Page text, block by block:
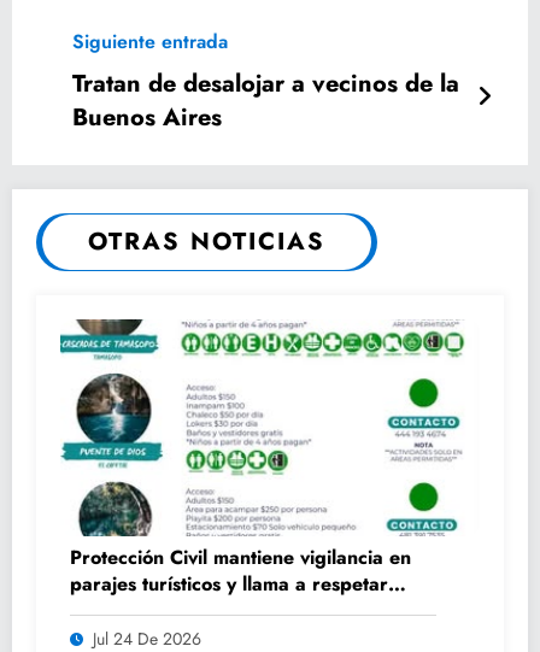
Siguiente entrada
Tratan de desalojar a vecinos de la
Buenos Aires
OTRAS NOTICIAS
Protección Civil mantiene vigilancia en
parajes turísticos y llama a respetar
medidas de seguridad
Jul 24 De 2026